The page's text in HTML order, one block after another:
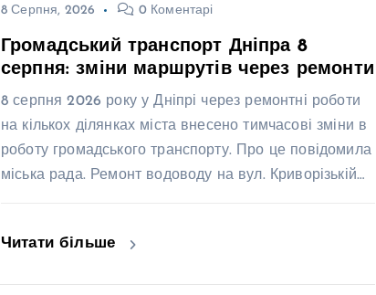
8 Серпня, 2026 0 Коментарі
Громадський транспорт Дніпра 8
серпня: зміни маршрутів через ремонти
8 серпня 2026 року у Дніпрі через ремонтні роботи
на кількох ділянках міста внесено тимчасові зміни в
роботу громадського транспорту. Про це повідомила
міська рада. Ремонт водоводу на вул. Криворізькій…
Читати більше